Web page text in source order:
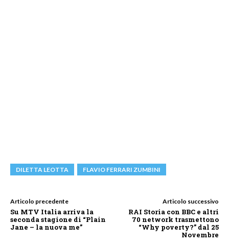
DILETTA LEOTTA FLAVIO FERRARI ZUMBINI
Articolo precedente
Su MTV Italia arriva la
seconda stagione di “Plain
Jane – la nuova me”
Articolo successivo
RAI Storia con BBC e altri
70 network trasmettono
“Why poverty?” dal 25
Novembre